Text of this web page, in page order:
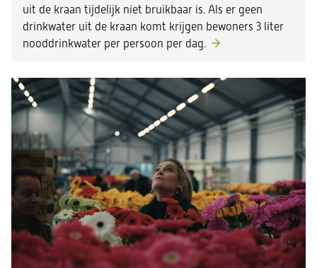
uit de kraan tijdelijk niet bruikbaar is. Als er geen
drinkwater uit de kraan komt krijgen bewoners 3 liter
nooddrinkwater per persoon per dag.